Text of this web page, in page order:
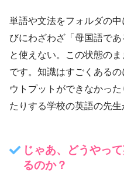
単語や文法をフォルダの
びにわざわざ「母国語で
と使えない。この状態の
です。知識はすごくある
ウトプットができなかっ
たりする学校の英語の先生
じゃあ、どうやっ
るのか？